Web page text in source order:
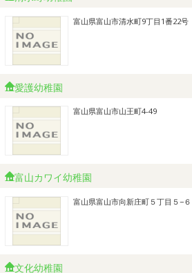
富山県富山市清水町9丁目1番22号
愛護幼稚園
富山県富山市山王町4-49
富山カワイ幼稚園
富山県富山市向新庄町５丁目５−６
文化幼稚園